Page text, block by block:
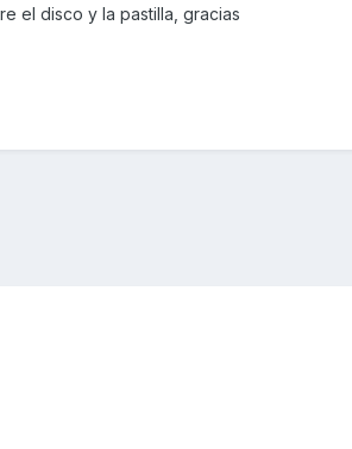
el disco y la pastilla, gracias